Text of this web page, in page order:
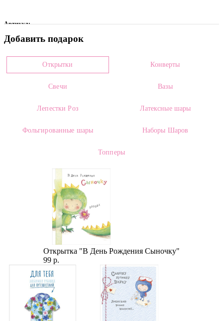
Артикул:
0019709
Цвет
Белый
60.00Ширина: от 60.00
* - Размеры приводятся в информационных целях и могут меняться в
зависимости от плотности сборки и упаковки.
Гвоздика Белая Экстра (1 штука)
Сборка под ленту (56-105)
Траурные букеты
Добавить подарок
Открытки Конверты
Свечи Вазы
Лепестки Роз Латексные шары
Фольгированные шары Наборы Шаров
Топперы
Открытка "В День Рождения Сыночку"
99 р.